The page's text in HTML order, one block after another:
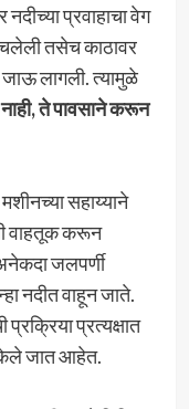
प्रवाहाचा वेग
तसेच काठावर
लागली. त्यामुळे
ते पावसाने करून
सहाय्याने
वाहतूक करून
जलपर्णी
नदीत वाहून जाते.
प्रत्यक्षात
केले जात आहेत.